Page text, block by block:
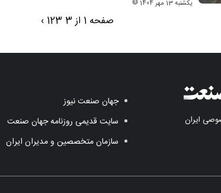
یکشنبه 13 مهر 1404
صفحه 1 از 3 123
›
ایران
جهان صنعت نیوز
سایت قدیمی روزنامه جهان صنعت
سازمان متخصصین و مدیران ایران